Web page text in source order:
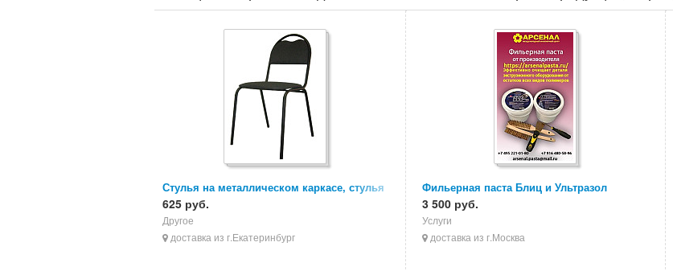
Стулья на металлическом каркасе, стулья
ИЗО, стулья для персонала
625 руб.
Другое
доставка из г.Екатеринбург
Фильерная паста Блиц и Ультразол
3 500 руб.
Услуги
доставка из г.Москва